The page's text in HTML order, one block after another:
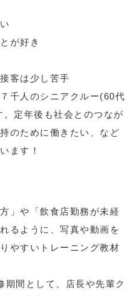
が好き
客は少し苦手
千人のシニアクルー(60代
定年後も社会とのつなが
のために働きたい、など
ます！
」や「飲食店勤務が未経
るように、写真や動画を
やすいトレーニング教材
期間として、店長や先輩ク